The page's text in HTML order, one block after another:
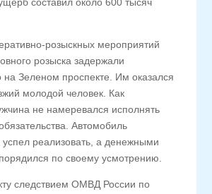
розыскных мероприятий
розыска задержали
на Зеленом проспекте. Им оказался
молодой человек. Как
не намеревался исполнять
Автомобиль
реализовать, а денежными
по своему усмотрению.
следствием ОМВД России по